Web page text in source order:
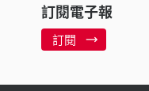
訂閱電子報
訂閱